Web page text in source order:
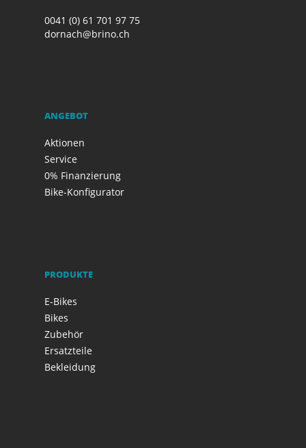
0041 (0) 61 701 97 75
dornach@brino.ch
ANGEBOT
Aktionen
Service
0% Finanzierung
Bike-Konfigurator
PRODUKTE
E-Bikes
Bikes
Zubehör
Ersatzteile
Bekleidung